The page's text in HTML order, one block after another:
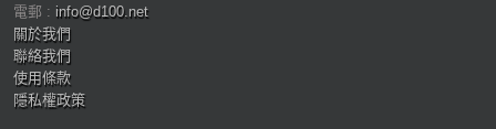
電郵 : info@d100.net
關於我們
聯絡我們
使用條款
隱私權政策